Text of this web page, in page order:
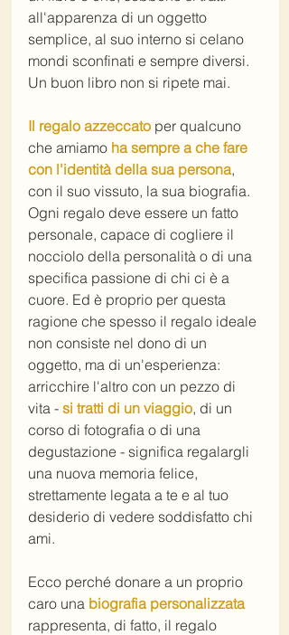
all'apparenza di un oggetto
semplice, al suo interno si celano
mondi sconfinati e sempre diversi.
Un buon libro non si ripete mai.
Il regalo azzeccato per qualcuno
che amiamo ha sempre a che fare
con l'identità della sua persona,
con il suo vissuto, la sua biografia.
Ogni regalo deve essere un fatto
personale, capace di cogliere il
nocciolo della personalità o di una
specifica passione di chi ci è a
cuore. Ed è proprio per questa
ragione che spesso il regalo ideale
non consiste nel dono di un
oggetto, ma di un'esperienza:
arricchire l'altro con un pezzo di
vita - si tratti di un viaggio, di un
corso di fotografia o di una
degustazione - significa regalargli
una nuova memoria felice,
strettamente legata a te e al tuo
desiderio di vedere soddisfatto chi
ami.
Ecco perché donare a un proprio
caro una biografia personalizzata
rappresenta, di fatto, il regalo